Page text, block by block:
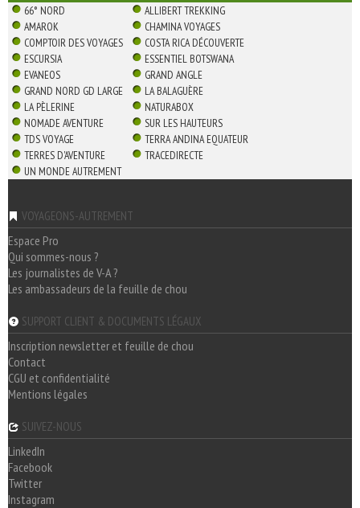
66° NORD
ALLIBERT TREKKING
AMAROK
CHAMINA VOYAGES
COMPTOIR DES VOYAGES
COSTA RICA DÉCOUVERTE
ESCURSIA
ESSENTIEL BOTSWANA
EVANEOS
GRAND ANGLE
GRAND NORD GD LARGE
LA BALAGUÈRE
LA PÈLERINE
NATURABOX
NOMADE AVENTURE
SUR LES HAUTEURS
TDS VOYAGE
TERRA ANDINA EQUATEUR
TERRES D'AVENTURE
TRACEDIRECTE
UN MONDE AUTREMENT
VOYAGEONS-AUTREMENT
Espace Pro
Qui sommes-nous ?
Les journalistes de V-A ?
Les ambassadeurs de la feuille de chou
SUPPORT CLIENT & DOCUMENTS LÉGAUX
Inscription newsletter et feuille de chou
Contact
CGU et confidentialité
Mentions légales
SUIVEZ-NOUS
LinkedIn
Facebook
Twitter
Instagram